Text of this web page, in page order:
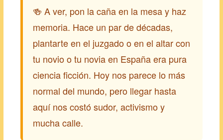
🍻 A ver, pon la caña en la mesa y haz
memoria. Hace un par de décadas,
plantarte en el juzgado o en el altar con
tu novio o tu novia en España era pura
ciencia ficción. Hoy nos parece lo más
normal del mundo, pero llegar hasta
aquí nos costó sudor, activismo y
mucha calle.